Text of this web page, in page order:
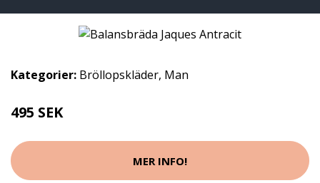
Kategorier: Bröllopskläder, Man
495 SEK
MER INFO!